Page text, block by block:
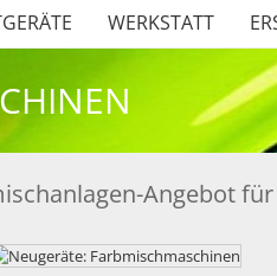
WERKSTATT
Angebot für